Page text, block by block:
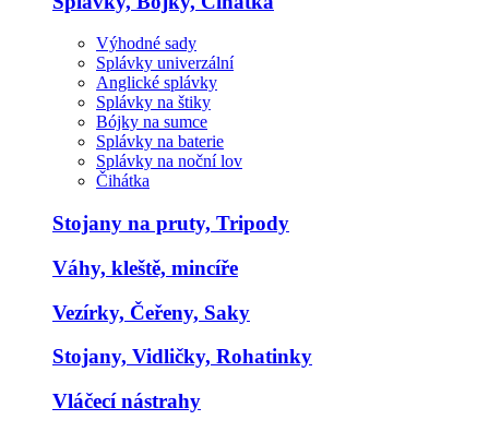
Výhodné sady
Splávky univerzální
Anglické splávky
Splávky na štiky
Bójky na sumce
Splávky na baterie
Splávky na noční lov
Čihátka
Stojany na pruty, Tripody
Váhy, kleště, mincíře
Vezírky, Čeřeny, Saky
Stojany, Vidličky, Rohatinky
Vláčecí nástrahy